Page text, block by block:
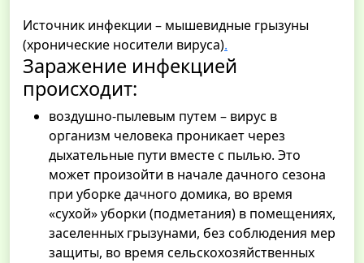
Источник инфекции – мышевидные грызуны
(хронические носители вируса).
Заражение инфекцией
происходит:
воздушно-пылевым путем – вирус в
организм человека проникает через
дыхательные пути вместе с пылью. Это
может произойти в начале дачного сезона
при уборке дачного домика, во время
«сухой» уборки (подметания) в помещениях,
заселенных грызунами, без соблюдения мер
защиты, во время сельскохозяйственных